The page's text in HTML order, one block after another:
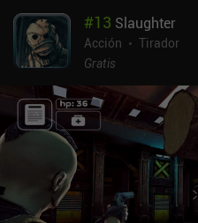
#13 Slaughter
Acción
Tirador
Gratis